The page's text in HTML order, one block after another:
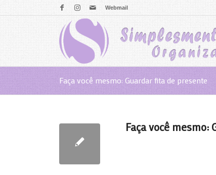
Webmail
Faça você mesmo: Guardar fita de presente
Faça você